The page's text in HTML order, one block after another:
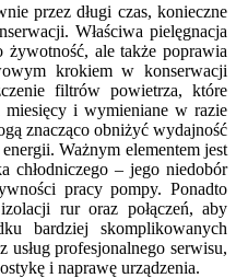
przez długi czas, konieczne
Właściwa pielęgnacja
ale także poprawia
krokiem w konserwacji
filtrów powietrza, które
i wymieniane w razie
znacząco obniżyć wydajność
Ważnym elementem jest
chłodniczego – jego niedobór
pracy pompy. Ponadto
rur oraz połączeń, aby
bardziej skomplikowanych
usług profesjonalnego serwisu,
i naprawę urządzenia.